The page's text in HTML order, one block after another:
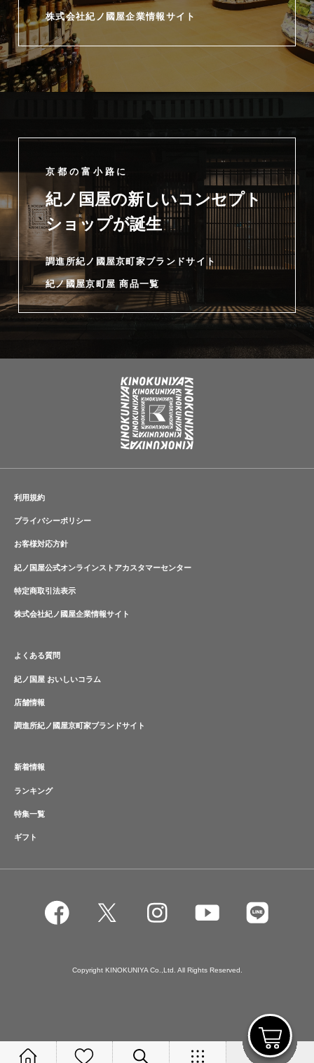
株式会社紀ノ國屋企業情報サイト
京都の富小路に
紀ノ国屋の新しいコンセプト
ショップが誕生
調進所紀ノ國屋京町家ブランドサイト
紀ノ國屋京町屋 商品一覧
利用規約
プライバシーポリシー
お客様対応方針
紀ノ国屋公式オンラインストアカスタマーセンター
特定商取引法表示
株式会社紀ノ國屋企業情報サイト
よくある質問
紀ノ国屋 おいしいコラム
店舗情報
調進所紀ノ國屋京町家ブランドサイト
新着情報
ランキング
特集一覧
ギフト
Copyright KINOKUNIYA Co.,Ltd. All Rights Reserved.